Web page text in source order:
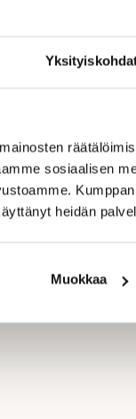
sosiaalisen
heidän
Muokkaa
tila.